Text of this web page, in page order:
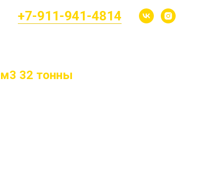
+7-911-941-4814
32 тонны